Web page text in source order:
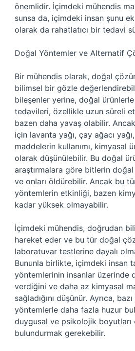
önemlidir. İçimdeki mühendis
sunsa da, içimdeki insan şunu
olarak da rahatlatıcı bir tedavi
Doğal Yöntemler ve Alternatif
Bir mühendis olarak, doğal
bilimsel bir gözle
bileşenler yerine, doğal
tedavileri, özellikle uzun süreli
bazen daha yavaş olabilir.
için lavanta yağı, çay ağacı
maddelerin kullanımı, kimyasal
olarak düşünülebilir. Bu doğal
araştırmalara göre bitlerin
ve onları öldürebilir. Ancak bu
yöntemlerin etkinliği, bazen
kadar yüksek olmayabilir.
İçimdeki mühendis, doğrudan
hareket eder ve bu tür doğal
laboratuvar testlerine dayalı
Bununla birlikte, içimdeki insan
yöntemlerinin insanlar üzerinde
verdiğini ve daha az kimyasal
sağladığını düşünür. Ayrıca,
yöntemlerle daha fazla huzur
duygusal ve psikolojik boyutları
bulundurmak gerekebilir.